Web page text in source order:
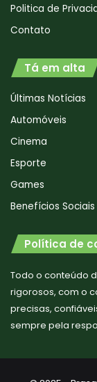
Politica de
Contato
Tá em alta
Últimas Notícias
Automóveis
Cinema
Esporte
Games
Benefícios Sociais
Política de
Todo o conteúdo
rigorosos, com o
precisas,
sempre pela